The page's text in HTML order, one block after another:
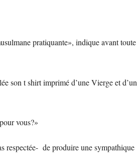
pratiquante», indique avant toute
son t shirt imprimé d’une Vierge et d’un
vous?»
respectée- de produire une sympathique